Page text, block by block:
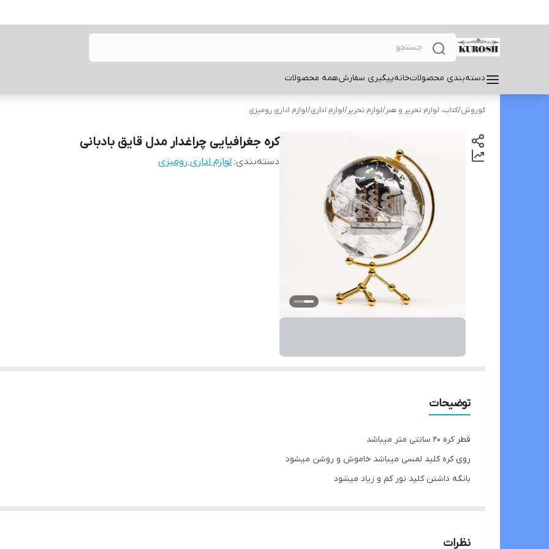
دسته‌بندی محصولاتخانهپیگیری سفارشهمه محصولات
کوروش/کتاب، لوازم تحریر و هنر/لوازم تحریر/لوازم اداری/لوازم اداری رومیزی
کره جغرافیایی چراغدار مدل قایق بادبانی
دسته‌بندی: لوازم اداری رومیزی
توضیحات
قطر کره ۲۰ سانتی متر میباشد
روی کره کلید لمسی میباشد خاموش و روشن میشود
بانگه داشتن کلید نور کم و زیاد میشود
نظرات